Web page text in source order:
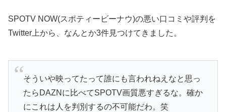
SPOTV NOW(スポティービーナウ)の悪い口コミや評判を
Twitter上から、なんとか3件見つけてきました。
そういや映ってたって誰にも言われねえなと思っ
たらDAZNに比べてSPOTV画質悪すぎるな。確か
にこれは人を判別するの不可能だわ。笑